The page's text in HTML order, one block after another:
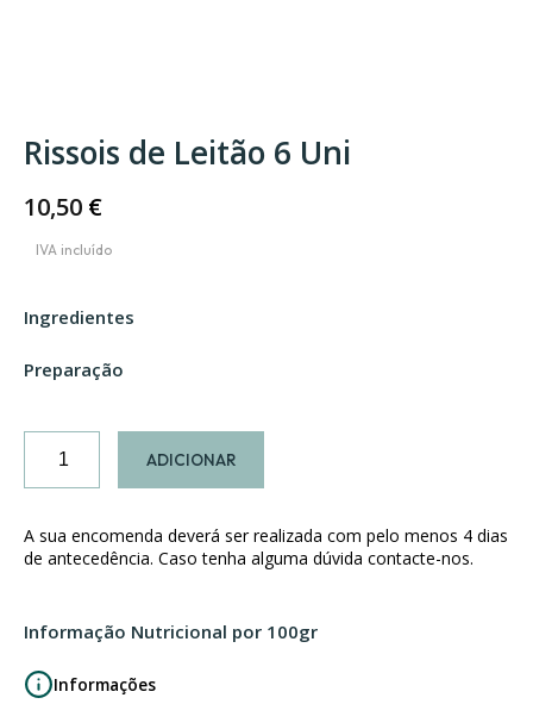
Rissois de Leitão 6 Uni
10,50 €
Ingredientes
Preparação
de
Leitão
ADICIONAR
A sua encomenda deverá ser realizada com pelo menos 4 dias
de antecedência. Caso tenha alguma dúvida contacte-nos.
Informação Nutricional por 100gr
Informações